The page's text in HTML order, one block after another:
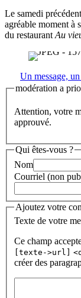
Le samedi
agréable moment à
du restaurant Au
Un message,
modération a
Attention, votre
approuvé.
Qui êtes-vous ?
Nom
Courriel (non
Ajoutez votre
Texte de votre
Ce champ
[texte->url]
créer des